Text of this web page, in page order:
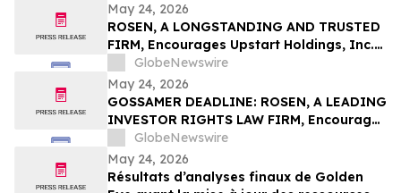
May 24, 2026
ROSEN, A LONGSTANDING AND TRUSTED
FIRM, Encourages Upstart Holdings, Inc.
Investors to Secure Counsel Before
Important Deadline in Securities Class
Action – UPST
GlobeNewswire
May 24, 2026
GOSSAMER DEADLINE: ROSEN, A LEADING
INVESTOR RIGHTS LAW FIRM, Encourages
Gossamer Bio, Inc. Investors with Losses
in Excess of $100K to Secure Counsel
Before Important Deadline in Securities
GlobeNewswire
May 24, 2026
Résultats d’analyses finaux de Golden